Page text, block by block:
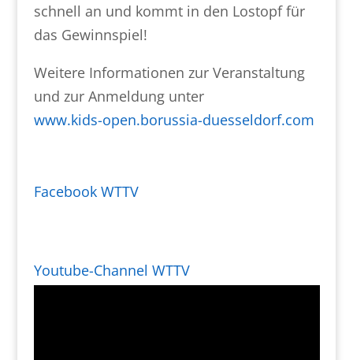
schnell an und kommt in den Lostopf für
das Gewinnspiel!
Weitere Informationen zur Veranstaltung
und zur Anmeldung unter
www.kids-open.borussia-duesseldorf.com
Facebook WTTV
Youtube-Channel WTTV